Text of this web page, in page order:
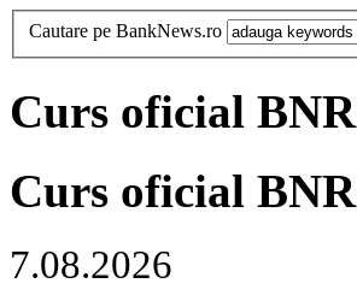
Cautare pe BankNews.ro
Curs oficial BNR
Curs oficial BNR
7.08.2026